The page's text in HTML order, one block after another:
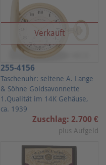
Verkauft
255-4156
Taschenuhr: seltene A. Lange
& Söhne Goldsavonnette
1.Qualität im 14K Gehäuse,
ca. 1939
Zuschlag: 2.700 €
plus Aufgeld